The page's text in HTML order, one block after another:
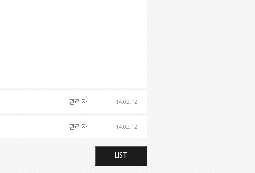
관리자 14.02.12
관리자 14.02.12
LIST